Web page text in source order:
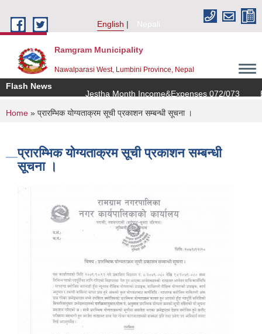
English
Nepali
Ramgram Municipality
Nawalparasi West, Lumbini Province, Nepal
Flash News
Jestha Month Income&Expenses 072/073
You are here
Home » प्रारम्भिक योग्यताक्रम सूची प्रकाशन सम्बन्धी सूचना ।
प्रारम्भिक योग्यताक्रम सूची प्रकाशन सम्बन्धी
सूचना ।